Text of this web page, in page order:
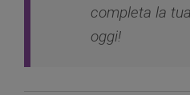
completa la
oggi!